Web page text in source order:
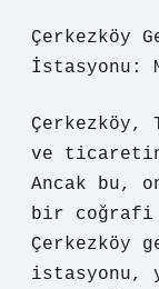
Çerkezköy
İstasyonu:
ve
Ancak bu,
bir coğrafi
Çerkezköy
istasyonu,